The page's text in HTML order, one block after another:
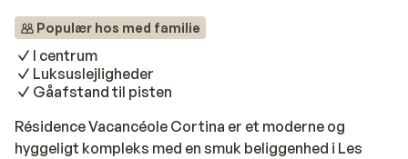
Populær hos med familie
I centrum
Luksuslejligheder
Gåafstand til pisten
Résidence Vacancéole Cortina er et moderne og
hyggeligt kompleks med en smuk beliggenhed i Les